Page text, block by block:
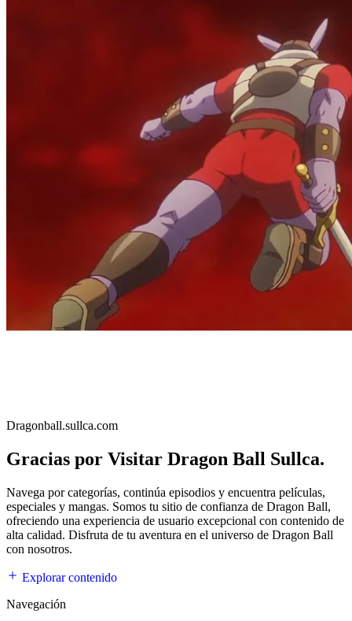
Dragonball.sullca.com
Gracias por Visitar Dragon Ball Sullca.
Navega por categorías, continúa episodios y encuentra películas,
especiales y mangas. Somos tu sitio de confianza de Dragon Ball,
ofreciendo una experiencia de usuario excepcional con contenido de
alta calidad. Disfruta de tu aventura en el universo de Dragon Ball
con nosotros.
Explorar contenido
Navegación